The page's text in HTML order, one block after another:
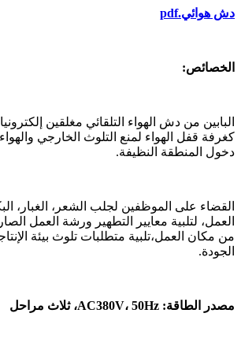
دش هوائي.pdf
الخصائص:
البابين من دش الهواء التلقائي مغلقين
كغرفة قفل الهواء لمنع التلوث الخارجي
دخول المنطقة النظيفة.
القضاء على الموظفين لجلب الشعر، الغبار،
العمل، لتلبية معايير التطهير ورشة العمل
من مكان العمل،تلبية متطلبات تلوث بيئة
الجودة.
مصدر الطاقة: AC380V، 50Hz، ثلاث مراحل